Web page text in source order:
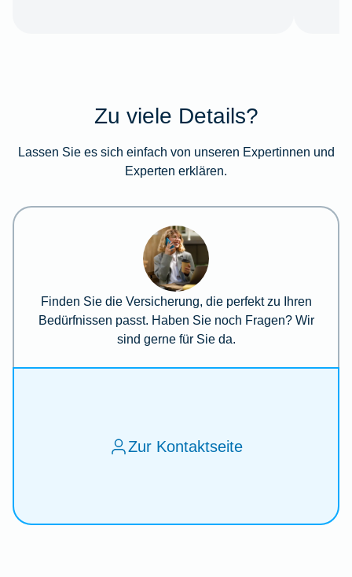
Zu viele Details?
Lassen Sie es sich einfach von unseren Expertinnen und
Experten erklären.
Finden Sie die Versicherung, die perfekt zu Ihren
Bedürfnissen passt. Haben Sie noch Fragen? Wir
sind gerne für Sie da.
Zur Kontaktseite